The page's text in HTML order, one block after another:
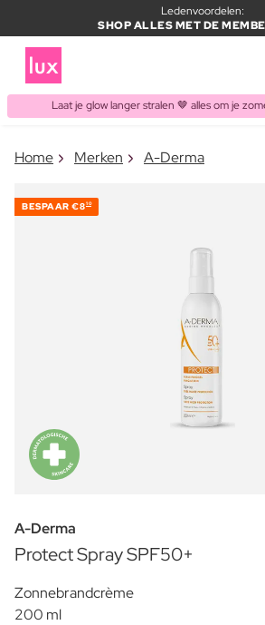
Ledenvoordelen:
SHOP ALLES MET DE
Laat je glow langer stralen 🤎 alles om je
ITEM TOEGEVOEGD AAN
Home Merken A-Derma
BESPAAR €810
A-Derma
Protect Spray SPF50+
Zonnebrandcrème
200 ml